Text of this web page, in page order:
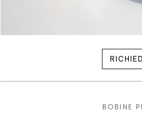
BOBINE